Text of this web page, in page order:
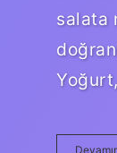
salata